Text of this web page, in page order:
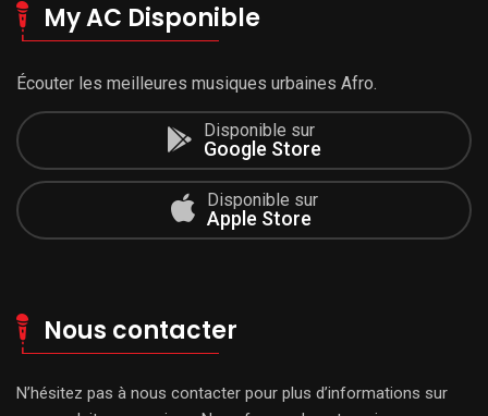
My AC Disponible
Écouter les meilleures musiques urbaines Afro.
Disponible sur
Google Store
Disponible sur
Apple Store
Nous contacter
N’hésitez pas à nous contacter pour plus d’informations sur